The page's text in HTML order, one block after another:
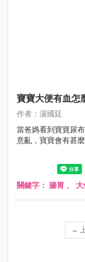
寶寶大便有血怎
作者：湯國廷
當爸媽看到寶寶尿
意亂，寶寶會有甚
關鍵字： 腸胃 、
←